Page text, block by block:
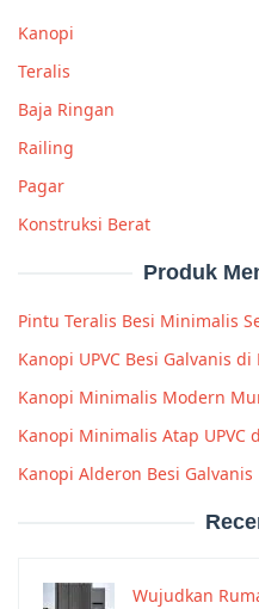
Kanopi
Teralis
Baja Ringan
Railing
Pagar
Konstruksi Berat
Produk
Pintu Teralis Besi Minimalis
Kanopi UPVC Besi Galvanis
Kanopi Minimalis Modern
Kanopi Minimalis Atap UPVC
Kanopi Alderon Besi Galvanis
Wujudkan